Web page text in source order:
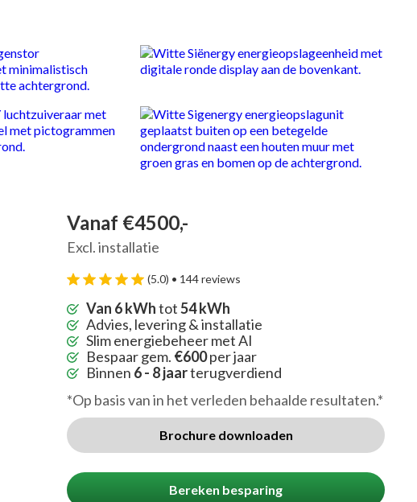
Vanaf €4500,-
Excl. installatie
(5.0) • 144 reviews
Van 6 kWhtot54 kWh
Advies, levering & installatie
Slim energiebeheer met AI
Bespaar gem. €600per jaar
Binnen 6 - 8 jaarterugverdiend
*Op basis van in het verleden behaalde resultaten.*
Brochure downloaden
Bereken besparing